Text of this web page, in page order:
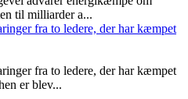
til milliarder a...
fra to ledere, der har kæmpet
fra to ledere, der har kæmpet
er blev...